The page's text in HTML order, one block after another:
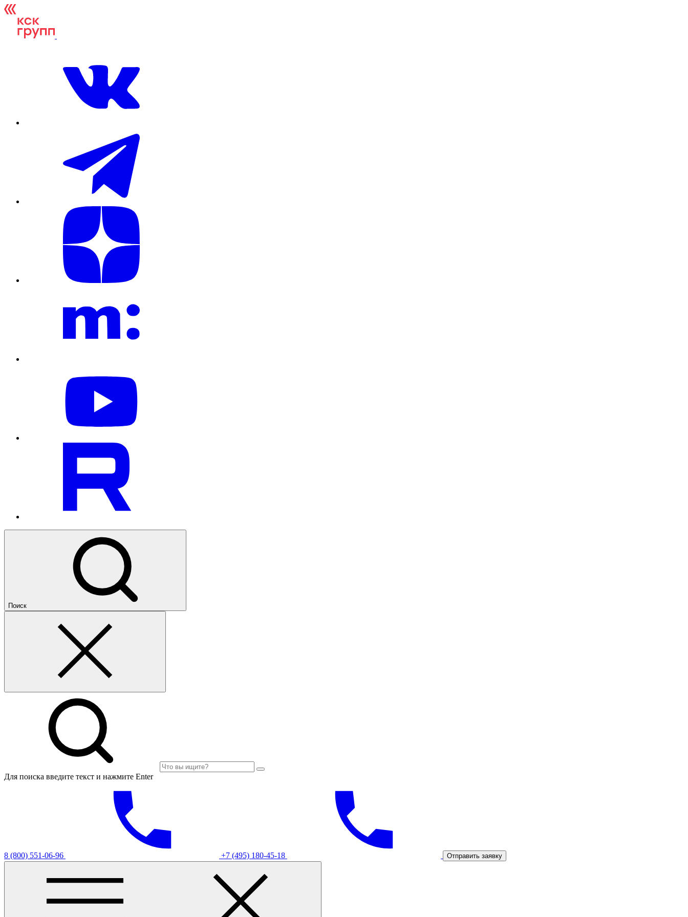
Поиск
Для поиска введите текст и нажмите Enter
8 (800) 551-06-96 +7 (495) 180-45-18 Отправить заявку